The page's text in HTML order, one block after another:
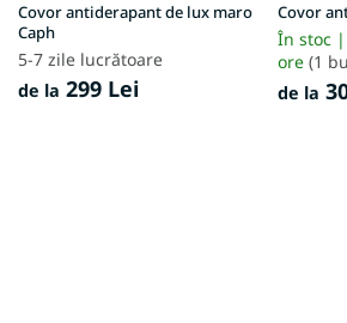
Covor antiderapant de lux maro
Caph
5-7 zile lucrătoare
de la 299 Lei
Covor
În stoc |
ore (1
de la